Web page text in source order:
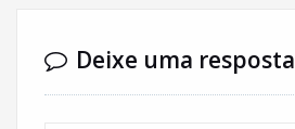
Deixe uma resposta